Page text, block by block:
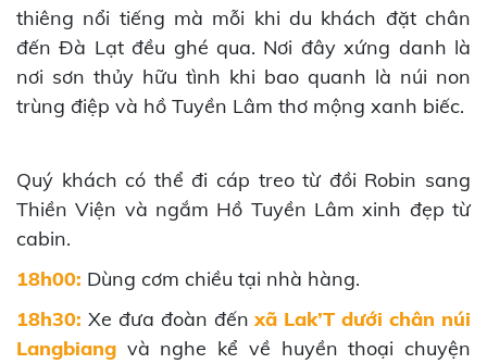
thiêng nổi tiếng mà mỗi khi du khách đặt chân
đến Đà Lạt đều ghé qua. Nơi đây xứng danh là
nơi sơn thủy hữu tình khi bao quanh là núi non
trùng điệp và hồ Tuyền Lâm thơ mộng xanh biếc.
Quý khách có thể đi cáp treo từ đồi Robin sang
Thiền Viện và ngắm Hồ Tuyền Lâm xinh đẹp từ
cabin.
18h00: Dùng cơm chiều tại nhà hàng.
18h30: Xe đưa đoàn đếnxã Lak’T dưới chân núi
Langbiang và nghe kể về huyền thoại chuyện